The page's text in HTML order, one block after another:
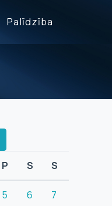
Palīdzība
P S S
5 6 7